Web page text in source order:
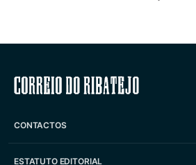
Correio do
CONTACTOS
ESTATUTO EDITORIAL